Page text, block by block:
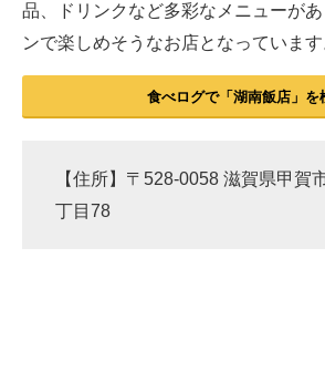
品、ドリンクなど多彩なメニューが
ンで楽しめそうなお店となっています
食べログで「湖南飯店」を
【住所】〒528-0058 滋賀県甲賀
丁目78